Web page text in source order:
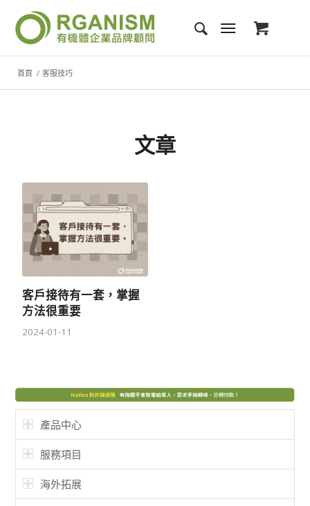
首頁 / 客服技巧
文章
客戶接待有一套，掌握
方法很重要
2024-01-11
產品中心
服務項目
海外拓展